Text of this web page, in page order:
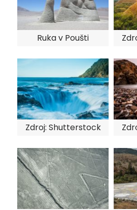
Ruka v Poušti
Zdroj: Shutterstock